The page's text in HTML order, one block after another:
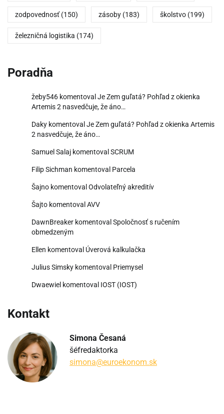
zodpovednosť (150) zásoby (183) školstvo (199)
železničná logistika (174)
Poradňa
žeby546 komentovalJe Zem guľatá? Pohľad z okienka
Artemis 2 nasvedčuje, že áno…
Daky komentovalJe Zem guľatá? Pohľad z okienka Artemis
2 nasvedčuje, že áno…
Samuel Salaj komentovalSCRUM
Filip Sichman komentoval Parcela
Šajno komentovalOdvolateľný akreditív
Šajto komentovalAVV
DawnBreaker komentovalSpoločnosť s ručením
obmedzeným
Ellen komentoval Úverová kalkulačka
Julius Simsky komentoval Priemysel
Dwaewiel komentoval IOST (IOST)
Kontakt
Simona Česaná
šéfredaktorka
simona@euroekonom.sk